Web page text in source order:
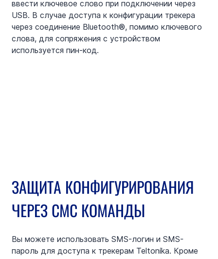
ввести ключевое слово при подключении через
USB. В случае доступа к конфигурации трекера
через соединение Bluetooth®, помимо ключевого
слова, для сопряжения с устройством
используется пин-код.
ЗАЩИТА КОНФИГУРИРОВАНИЯ
ЧЕРЕЗ СМС КОМАНДЫ
Вы можете использовать SMS-логин и SMS-
пароль для доступа к трекерам Teltonika. Кроме